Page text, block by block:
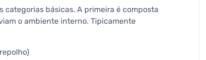
categorias básicas. A primeira é composta
o ambiente interno. Tipicamente